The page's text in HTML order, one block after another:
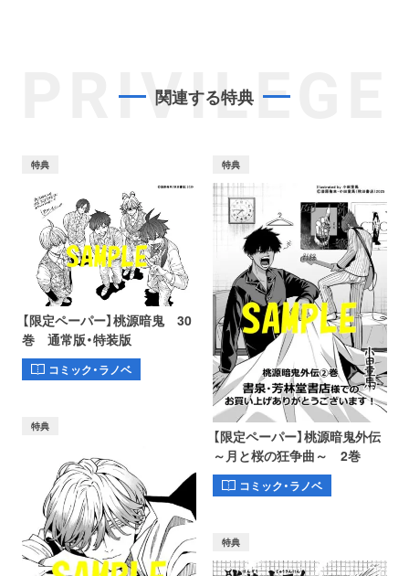
PRIVILEGE
関連する特典
特典
【限定ペーパー】桃源暗鬼 30
巻 通常版・特装版
コミック・ラノベ
特典
【限定ペーパー】桃源暗鬼外伝
～月と桜の狂争曲～ 2巻
コミック・ラノベ
特典
特典